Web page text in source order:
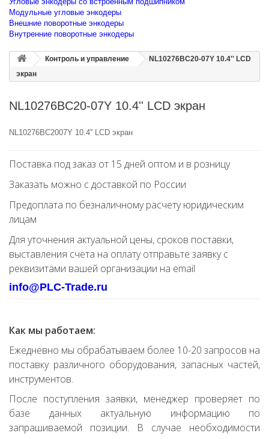
Модульные угловые энкодеры
Внешние поворотные энкодеры
Внутренние поворотные энкодеры
Контроль и управление
NL10276BC20-07Y 10.4'' LCD
экран
NL10276BC20-07Y 10.4'' LCD экран
NL10276BC2007Y 10.4'' LCD экран
Поставка под заказ от 15 дней оптом и в розницу
Заказать можно с доставкой по России
Предоплата по безналичному расчету юридическим
лицам
Для уточнения актуальной цены, сроков поставки,
выставления счета на оплату отправьте заявку с
реквизитами вашей организации на email
info@PLC-Trade.ru
Как мы работаем:
Ежедневно мы обрабатываем более 10-20 запросов на
поставку различного оборудования, запасных частей,
инструментов.
После поступления заявки, менеджер проверяет по
базе данных актуальную информацию по
запрашиваемой позиции. В случае необходимости